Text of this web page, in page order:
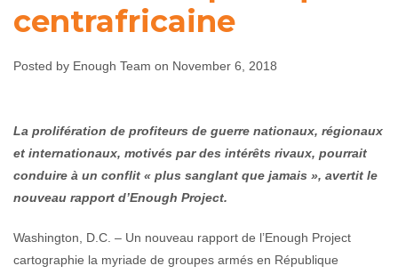
République
centrafricaine
Posted by Enough Team on November 6, 2018
La prolifération de profiteurs de guerre nationaux, régionaux
et internationaux, motivés par des intérêts rivaux, pourrait
conduire à un conflit « plus sanglant que jamais », avertit le
nouveau rapport d’Enough Project.
Washington, D.C. – Un nouveau rapport de l’Enough Project
cartographie la myriade de groupes armés en République